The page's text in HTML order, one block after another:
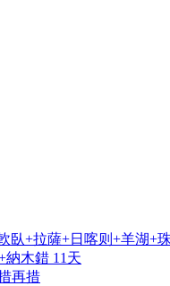
臥+拉薩+日喀则+羊湖+
納木錯 11天
再措